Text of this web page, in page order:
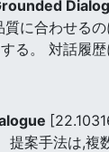
に合わせる
。 対話履
案手法は,複